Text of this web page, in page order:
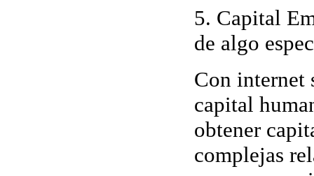
5. Capital
de algo
Con internet
capital
obtener
complejas